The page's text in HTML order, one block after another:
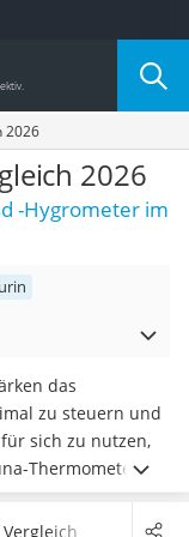
2026
2026
-Hygrometer im
das
zu steuern und
sich zu nutzen,
Thermometer mit
nötig ist.